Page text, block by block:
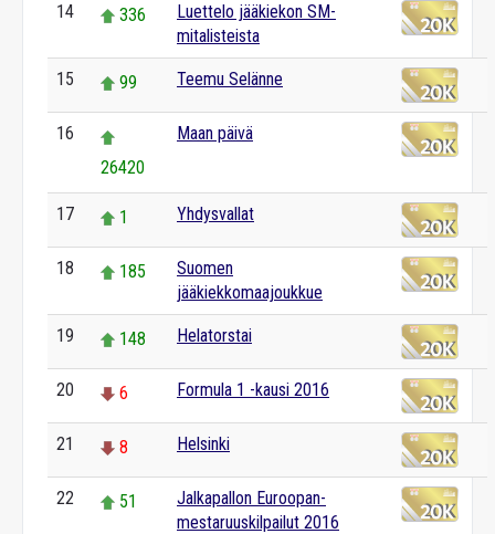
14 336
Luettelo jääkiekon SM-
mitalisteista
15 99 Teemu Selänne
16
26420
Maan päivä
17 1 Yhdysvallat
18 185
Suomen
jääkiekkomaajoukkue
19 148 Helatorstai
20 6 Formula 1 -kausi 2016
21 8 Helsinki
22 51
Jalkapallon Euroopan-
mestaruuskilpailut 2016